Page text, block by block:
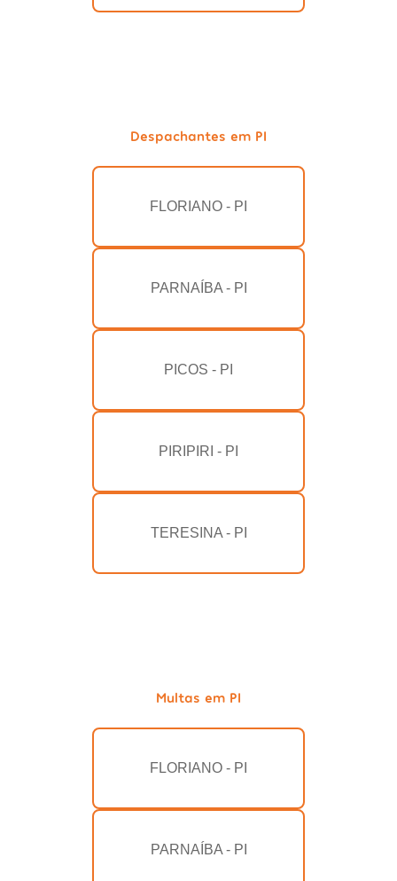
Despachantes em PI
FLORIANO - PI
PARNAÍBA - PI
PICOS - PI
PIRIPIRI - PI
TERESINA - PI
Multas em PI
FLORIANO - PI
PARNAÍBA - PI